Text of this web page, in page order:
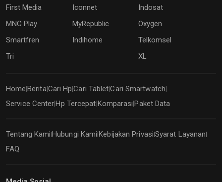
First Media
Iconnet
Indosat
MNC Play
MyRepublic
Oxygen
Smartfren
Indihome
Telkomsel
Tri
XL
Home BeritaCari Hp |Cari Tablet|Cari Smartwatch
Service CenterHp Tercepat Komparasi Paket Data
Tentang Kami Hubungi Kami Kebijakan Privasi Syarat Layanan
FAQ